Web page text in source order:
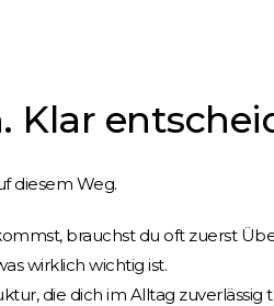
Klar
diesem Weg.
brauchst du oft zuerst
wirklich wichtig ist.
die dich im Alltag zuverlässig